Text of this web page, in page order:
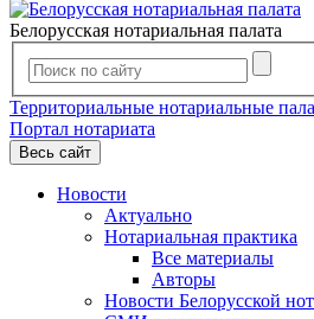
Белорусская нотариальная палата
Территориальные нотариальные
Портал нотариата
Весь сайт
Новости
Актуально
Нотариальная практика
Все материалы
Авторы
Новости Белорусской